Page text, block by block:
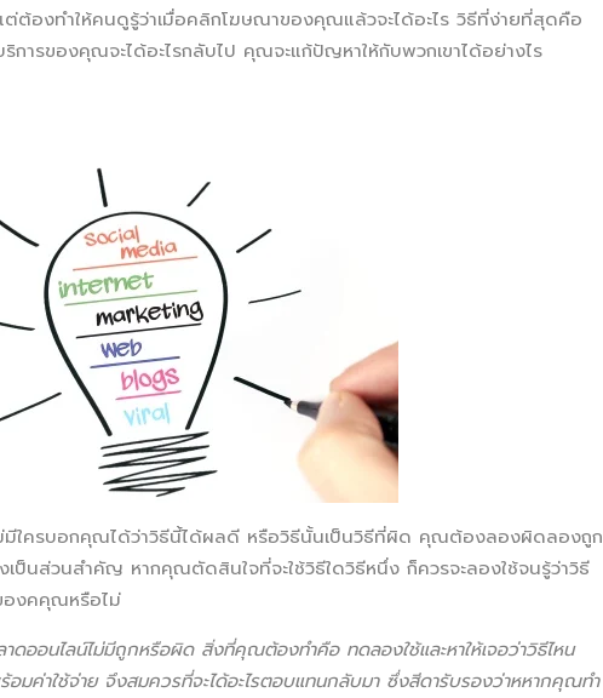
ต้องทำให้คนดูรู้ว่าเมื่อคลิกโฆษณาของคุณแล้วจะได้อะไร วิธีที่ง่ายที่สุดคือ
การของคุณจะได้อะไรกลับไป คุณจะแก้ปัญหาให้กับพวกเขาได้อย่างไร
มีใครบอกคุณได้ว่าวิธีนี้ได้ผลดี หรือวิธีนั้นเป็นวิธีที่ผิด คุณต้องลองผิดลองถูก
งเป็นส่วนสำคัญ หากคุณตัดสินใจที่จะใช้วิธีใดวิธีหนึ่ง ก็ควรจะลองใช้จนรู้ว่าวิธี
องคคุณหรือไม่
ดออนไลน์ไม่มีถูกหรือผิด สิ่งที่คุณต้องทำคือ ทดลองใช้และหาให้เจอว่าวิธีไหน
มค่าใช้จ่าย จึงสมควรที่จะได้อะไรตอบแทนกลับมา ซึ่งสีดารับรองว่าหหากคุณทำ